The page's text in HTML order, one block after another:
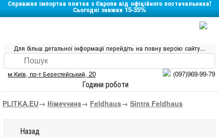
Справжня імпортна плитка з Європи від офіційного постачальника!
Сьогодні знижки 15-35%
Для більш детальної інформації перейдіть на повну версію сайту...
м.Київ, пр-т Берестейський, 20 (097)969-99-79
Години роботи
PLITKA.EU→ Німеччина→ Feldhaus→ Sintra Feldhaus
Назад